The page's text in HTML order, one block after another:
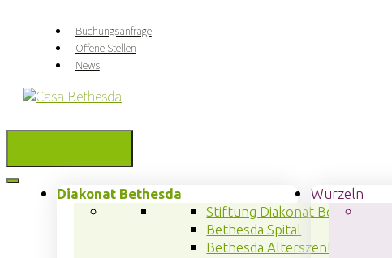
Buchungsanfrage
Offene Stellen
News
Diakonat Bethesda
Stiftung Diakonat Bethesda
Bethesda Spital
Bethesda Alterszentrum
Wurzeln